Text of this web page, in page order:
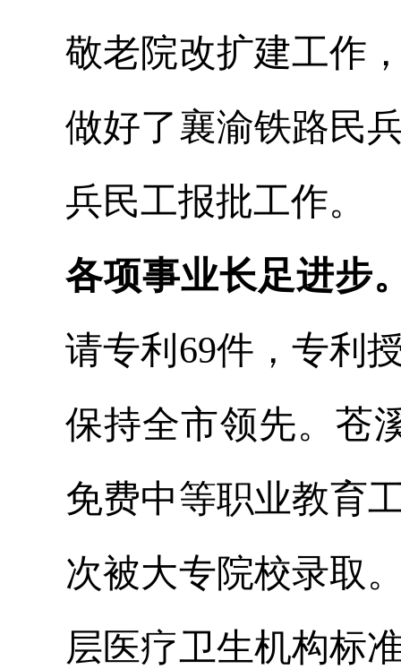
敬老院改扩建工作
做好了襄渝铁路民
兵民工报批工作。
各项事业长足进步
请专利69件，专利
保持全市领先。苍
免费中等职业教育
次被大专院校录取
层医疗卫生机构标